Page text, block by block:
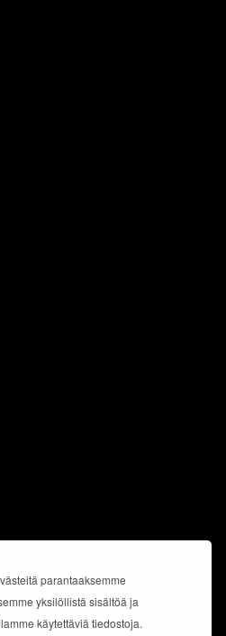
parantaaksemme
yksilöllistä sisältöä ja
käytettäviä tiedostoja.
Easton